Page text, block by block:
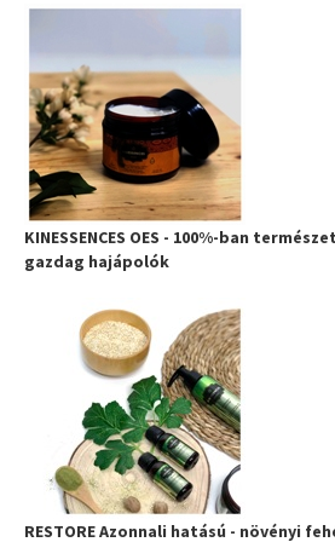
KINESSENCES OES - 100%-ban
gazdag hajápolók
RESTORE Azonnali hatású - növényi